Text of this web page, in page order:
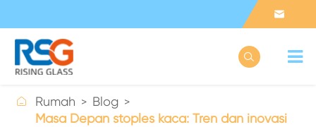


 Rumah
Blog
Masa Depan stoples kaca: Tren dan inovasi